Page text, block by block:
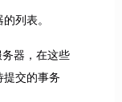
列表。
器，在这些
提交的事务